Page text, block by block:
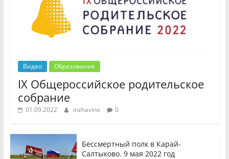
Видео Образование
IX Общероссийское родительское
собрание
01.09.2022 inzhavino 0
Бессмертный полк в Карай-
Салтыково. 9 мая 2022 год